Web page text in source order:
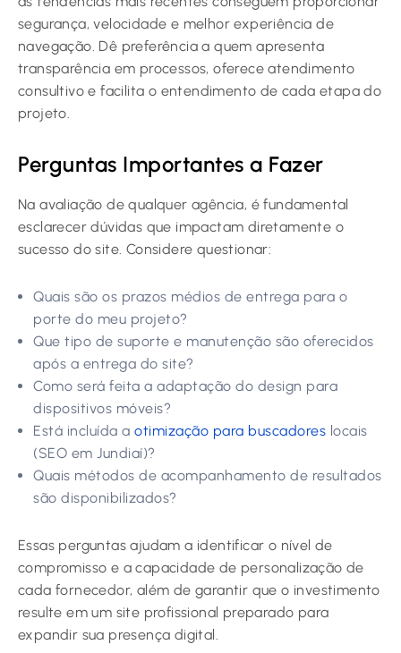
segurança, velocidade e melhor experiência de
navegação. Dê preferência a quem apresenta
transparência em processos, oferece atendimento
consultivo e facilita o entendimento de cada etapa do
projeto.
Perguntas Importantes a Fazer
Na avaliação de qualquer agência, é fundamental
esclarecer dúvidas que impactam diretamente o
sucesso do site. Considere questionar:
Quais são os prazos médios de entrega para o
porte do meu projeto?
Que tipo de suporte e manutenção são oferecidos
após a entrega do site?
Como será feita a adaptação do design para
dispositivos móveis?
Está incluída a otimização para buscadores locais
(SEO em Jundiaí)?
Quais métodos de acompanhamento de resultados
são disponibilizados?
Essas perguntas ajudam a identificar o nível de
compromisso e a capacidade de personalização de
cada fornecedor, além de garantir que o investimento
resulte em um site profissional preparado para
expandir sua presença digital.